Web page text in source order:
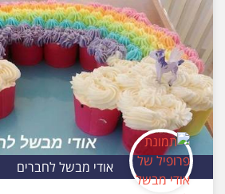
אודי מבשל לחברים